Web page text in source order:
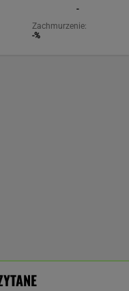
-
Zachmurzenie:
-%